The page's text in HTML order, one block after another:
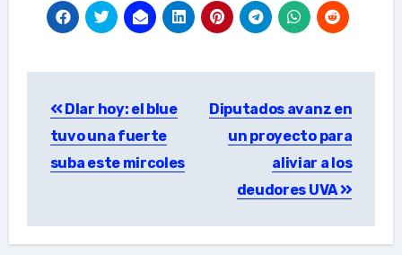
navigation
Dlar hoy: el blue
tuvo una fuerte
suba este mircoles
Diputados avanz en
un proyecto para
aliviar a los
deudores UVA